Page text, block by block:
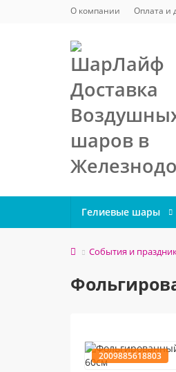
О компании Оплата и
Гелиевые шары
События и
2009885618803